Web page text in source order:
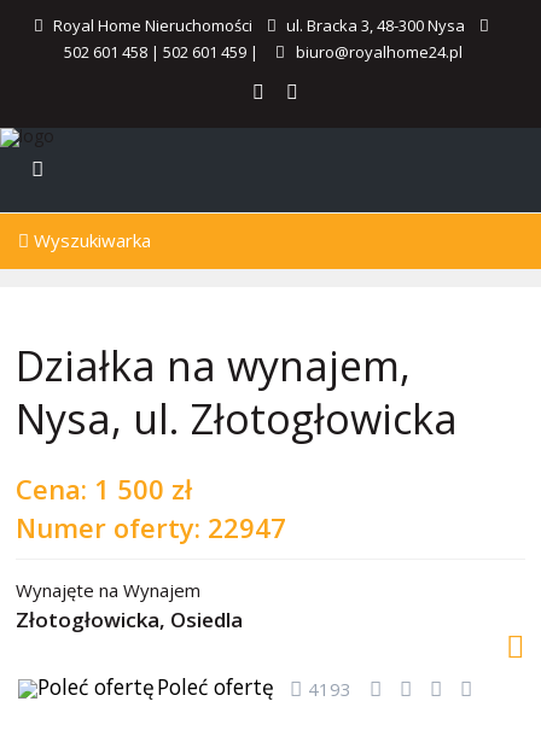
Royal Home Nieruchomości
ul. Bracka 3, 48-300 Nysa
502 601 458| 502 601 459| biuro@royalhome24.pl
Wyszukiwarka
Działka na wynajem,
Nysa, ul. Złotogłowicka
Cena: 1 500 zł
Numer oferty: 22947
Wynajęte na Wynajem
Złotogłowicka, Osiedla
Poleć ofertę 4193